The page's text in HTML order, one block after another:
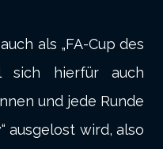
als „FA-Cup des
sich hierfür auch
und jede Runde
ausgelost wird, also